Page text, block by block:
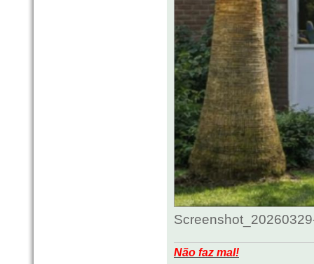
Não faz mal!